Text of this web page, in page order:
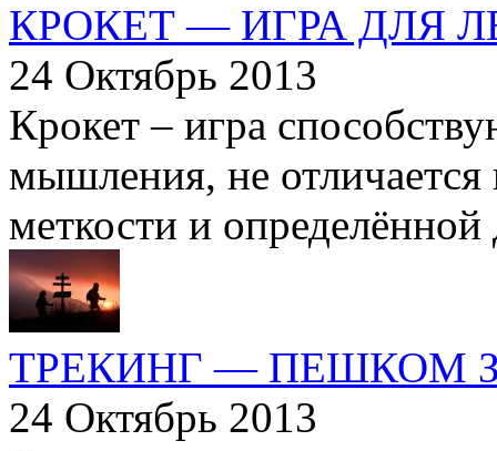
КРОКЕТ — ИГРА ДЛЯ
24 Октябрь 2013
Крокет – игра
мышления, не
меткости и
ТРЕКИНГ — ПЕШКОМ
24 Октябрь 2013